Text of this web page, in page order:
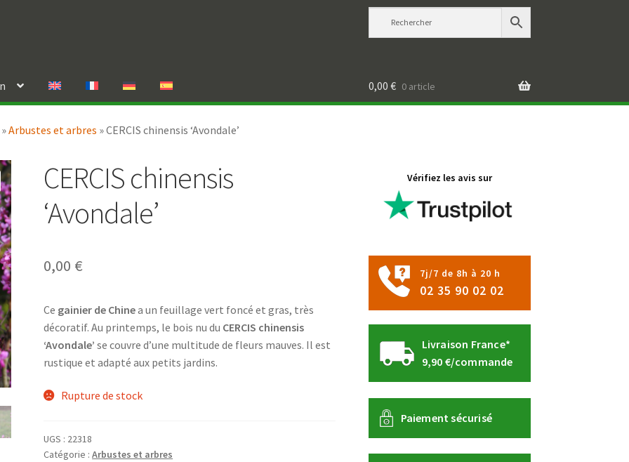
0,00 € 0 article
»Arbustes et arbres »CERCIS chinensis ‘Avondale’
CERCIS chinensis
‘Avondale’
0,00 €
Ce gainier de Chinea un feuillage vert foncé et gras, très
décoratif. Au printemps, le bois nu du CERCIS chinensis
‘Avondale’ se couvre d’une multitude de fleurs mauves. Il est
rustique et adapté aux petits jardins.
Rupture de stock
UGS : 22318
Catégorie :Arbustes et arbres
Vérifiez les avis sur
7j/7 de 8h à 20 h
02 35 90 02 02
Livraison France*
9,90 €/commande
Paiement sécurisé